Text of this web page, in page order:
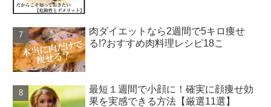
肉ダイエットなら2週間で5キロ痩せ
る!?おすすめ肉料理レシピ18こ
最短１週間で小顔に！確実に顔痩せ効
果を実感できる方法【厳選11選】